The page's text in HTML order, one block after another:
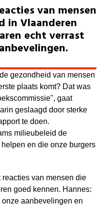
van mensen
in Vlaanderen
echt verrast
gezondheid van mensen
plaats komt? Dat was
gaat
geslaagd door sterke
te doen.
milieubeleid de
en die onze burgers
van mensen die
goed kennen. Hannes:
onze aanbevelingen en